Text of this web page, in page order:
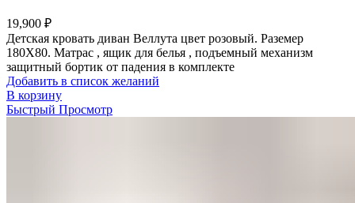
19,900 ₽
Детская кровать диван Веллута цвет розовый. Раземер
180Х80. Матрас , ящик для белья , подъемный механизм
защитный бортик от падения в комплекте
Добавить в список желаний
В корзину
Быстрый Просмотр